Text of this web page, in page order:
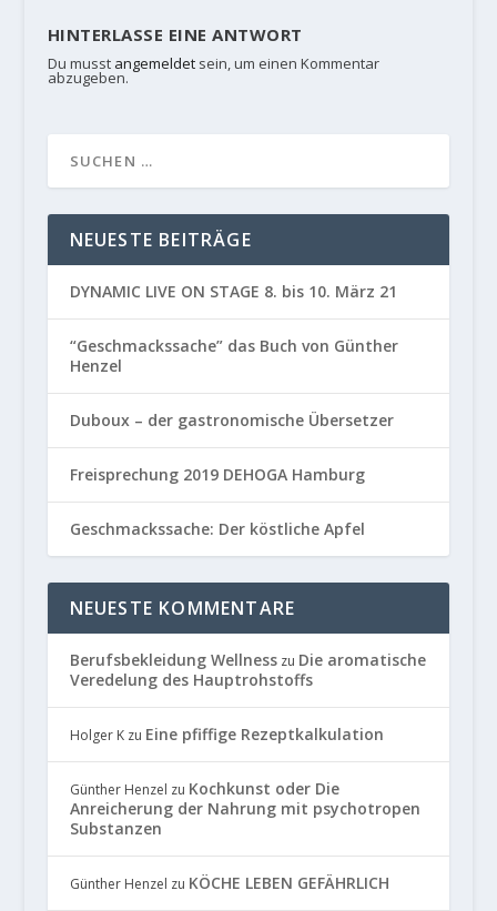
HINTERLASSE EINE ANTWORT
Du musst angemeldetsein, um einen Kommentar
abzugeben.
NEUESTE BEITRÄGE
DYNAMIC LIVE ON STAGE 8. bis 10. März 21
“Geschmackssache” das Buch von Günther
Henzel
Duboux – der gastronomische Übersetzer
Freisprechung 2019 DEHOGA Hamburg
Geschmackssache: Der köstliche Apfel
NEUESTE KOMMENTARE
Berufsbekleidung Wellnesszu Die aromatische
Veredelung des Hauptrohstoffs
Holger Kzu Eine pfiffige Rezeptkalkulation
Günther Henzel zu Kochkunst oder Die
Anreicherung der Nahrung mit psychotropen
Substanzen
Günther Henzel zu KÖCHE LEBEN GEFÄHRLICH